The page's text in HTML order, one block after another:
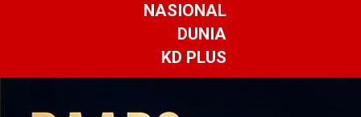
NASIONAL
DUNIA
KD PLUS